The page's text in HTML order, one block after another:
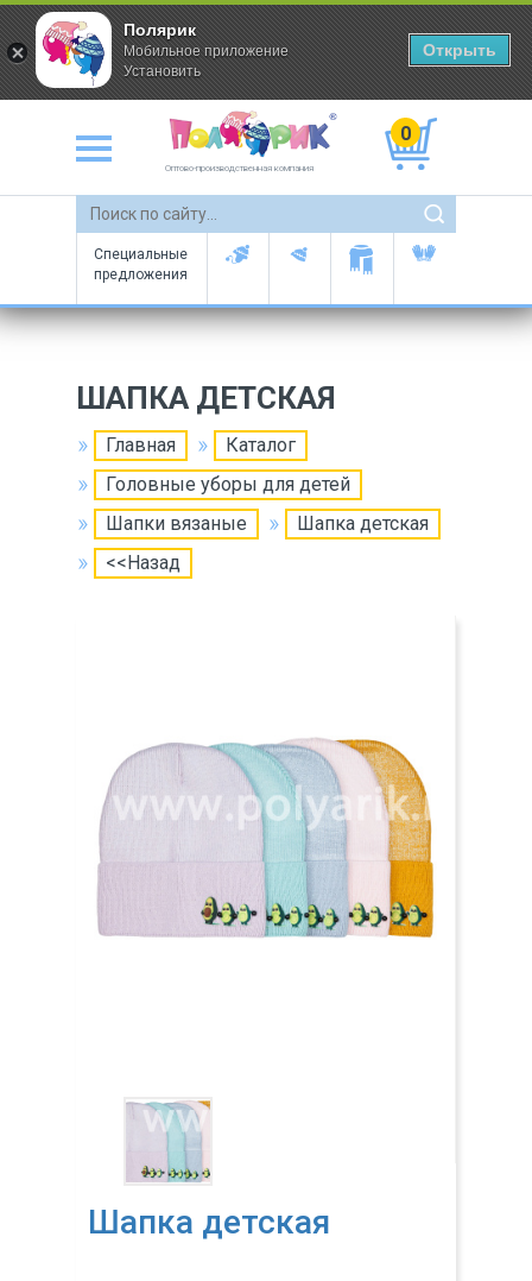
Оптово-производственная компания
0
Специальные
предложения
ШАПКА ДЕТСКАЯ
Главная
Каталог
Головные уборы для детей
Шапки вязаные
Шапка детская
<<Назад
Шапка детская
Полярик
Мобильное приложение
Установить
Открыть